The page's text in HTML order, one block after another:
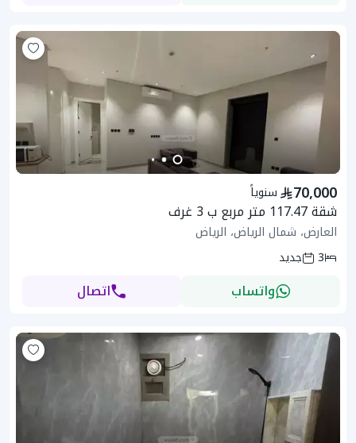
سنوياً 70,000
شقة 117.47 متر مربع ب 3 غرف
العارض، شمال الرياض، الرياض
3
جديد
واتساب اتصال